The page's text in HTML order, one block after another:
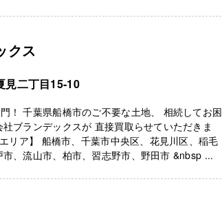
クス
見二丁目15‐10
！ 千葉県船橋市のご不要な土地、 相続してお困
ブランデックスが 直接買取らせていただきま
リア】 船橋市、千葉市中央区、花見川区、稲毛
、流山市、柏市、習志野市、野田市 &nbsp ...